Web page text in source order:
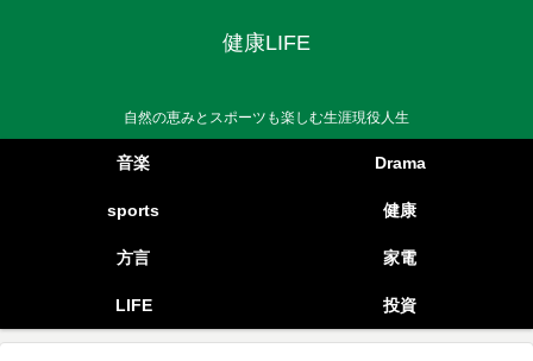
健康LIFE
自然の恵みとスポーツも楽しむ生涯現役人生
音楽 Drama
sports 健康
方言 家電
LIFE 投資